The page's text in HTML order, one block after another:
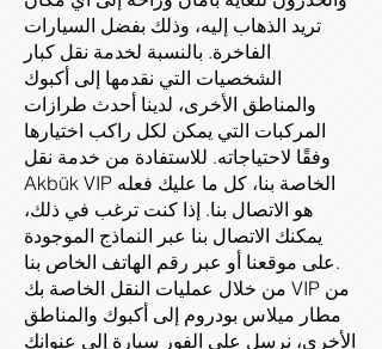
تريد الذهاب إليه، وذلك بفضل السيارات
الفاخرة. بالنسبة لخدمة نقل كبار
الشخصيات التي نقدمها إلى أكبوك
والمناطق الأخرى، لدينا أحدث طرازات
المركبات التي يمكن لكل راكب اختيارها
وفقًا لاحتياجاته. للاستفادة من خدمة نقل
Akbük VIP الخاصة بنا، كل ما عليك فعله
هو الاتصال بنا. إذا كنت ترغب في ذلك،
يمكنك الاتصال بنا عبر النماذج الموجودة
على موقعنا أو عبر رقم الهاتف الخاص بنا.
من خلال عمليات النقل الخاصة بك VIP من
مطار ميلاس بودروم إلى أكبوك والمناطق
الأخرى، نرسل على الفور سيارة إلى عنوانك